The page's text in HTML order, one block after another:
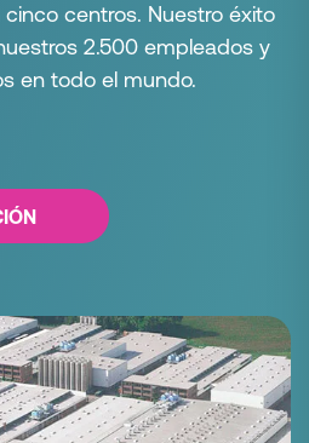
centros. Nuestro éxito
2.500 empleados y
en todo el mundo.